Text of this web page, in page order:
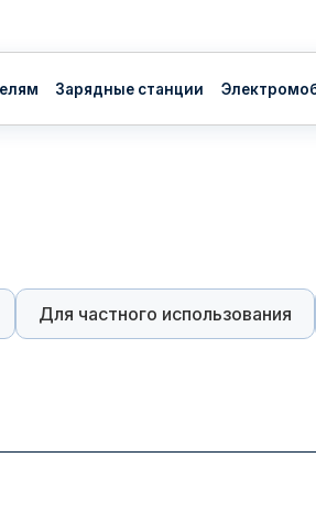
Зарядные станции Электромобилям и
Для частного использования